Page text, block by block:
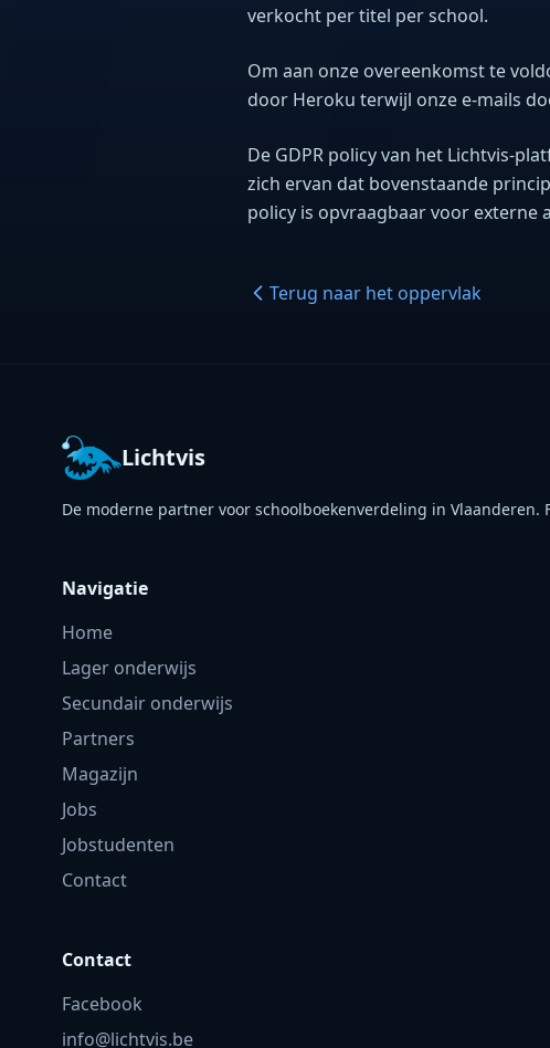
verkocht per titel per school.
Om aan onze overeenkomst te
door Heroku terwijl onze e-mails
De GDPR policy van het Lichtvis-
zich ervan dat bovenstaande
policy is opvraagbaar voor externe
Terug naar het oppervlak
Lichtvis
De moderne partner voor schoolboekenverdeling in
Navigatie
Home
Lager onderwijs
Secundair onderwijs
Partners
Magazijn
Jobs
Jobstudenten
Contact
Contact
Facebook
info@lichtvis.be